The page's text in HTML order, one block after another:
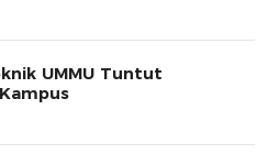
UMMU Tuntut